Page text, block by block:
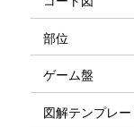
部位
ゲーム盤
図解テンプレー